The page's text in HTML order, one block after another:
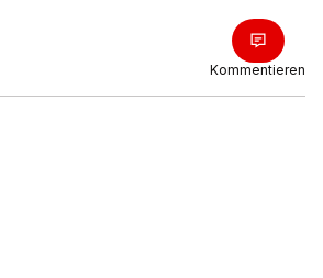
Kommentieren